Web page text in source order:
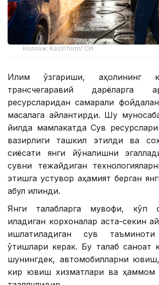
Коллаж: Kazinform/ СИ
Иқлим ўзгариши, аҳолининг
трансчегаравий дарёларга
ресурсларидан самарали
масалага айлантирди. Шу
йилда мамлакатда Сув
вазирлиги ташкил этилди ва
сиёсати янги йўналишни
сувни тежайдиган
этишга устувор аҳамият берган
қабул қилинди.
Янги талабларга мувофиқ, кўп
қиладиган корхоналар аста-секин
ишлатиладиган сув таъминоти
ўтишлари керак. Бу талаб саноат
шунингдек, автомобилларни ювиш,
кир ювиш хизматлари ва ҳаммом